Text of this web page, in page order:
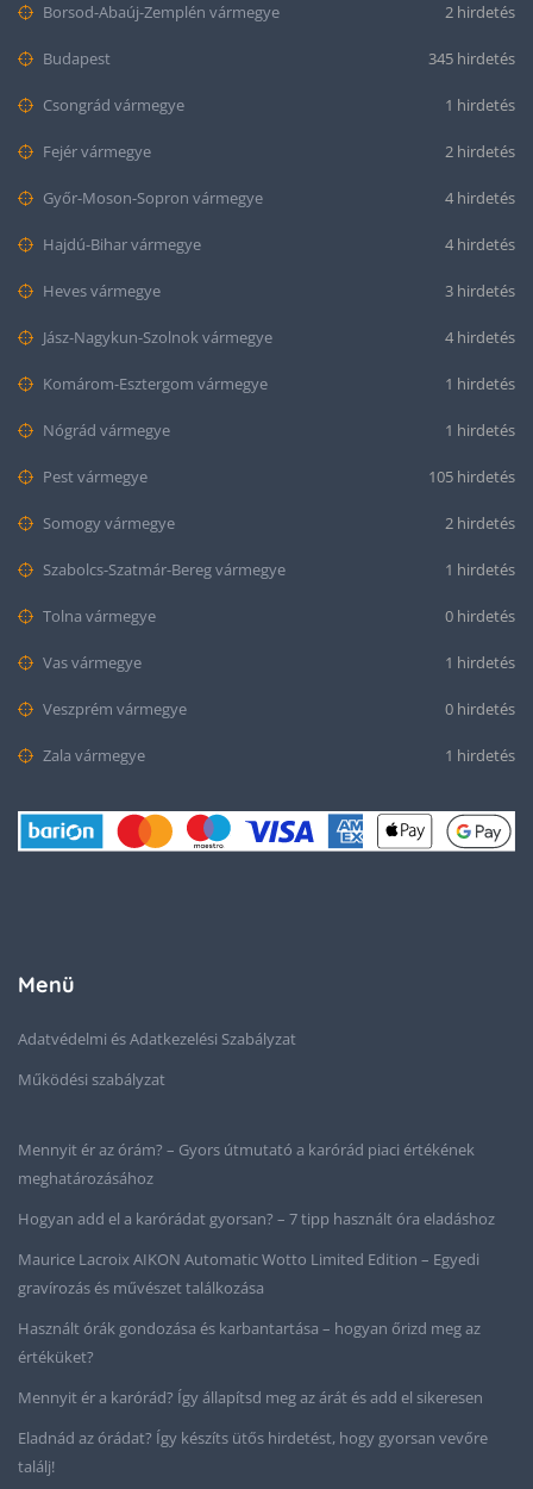
Borsod-Abaúj-Zemplén vármegye 2 hirdetés
Budapest 345 hirdetés
Csongrád vármegye 1 hirdetés
Fejér vármegye 2 hirdetés
Győr-Moson-Sopron vármegye 4 hirdetés
Hajdú-Bihar vármegye 4 hirdetés
Heves vármegye 3 hirdetés
Jász-Nagykun-Szolnok vármegye 4 hirdetés
Komárom-Esztergom vármegye 1 hirdetés
Nógrád vármegye 1 hirdetés
Pest vármegye 105 hirdetés
Somogy vármegye 2 hirdetés
Szabolcs-Szatmár-Bereg vármegye 1 hirdetés
Tolna vármegye 0 hirdetés
Vas vármegye 1 hirdetés
Veszprém vármegye 0 hirdetés
Zala vármegye 1 hirdetés
Menü
Adatvédelmi és Adatkezelési Szabályzat
Működési szabályzat
Mennyit ér az órám? – Gyors útmutató a karórád piaci értékének
meghatározásához
Hogyan add el a karórádat gyorsan? – 7 tipp használt óra eladáshoz
Maurice Lacroix AIKON Automatic Wotto Limited Edition – Egyedi
gravírozás és művészet találkozása
Használt órák gondozása és karbantartása – hogyan őrizd meg az
értéküket?
Mennyit ér a karórád? Így állapítsd meg az árát és add el sikeresen
Eladnád az órádat? Így készíts ütős hirdetést, hogy gyorsan vevőre
találj!